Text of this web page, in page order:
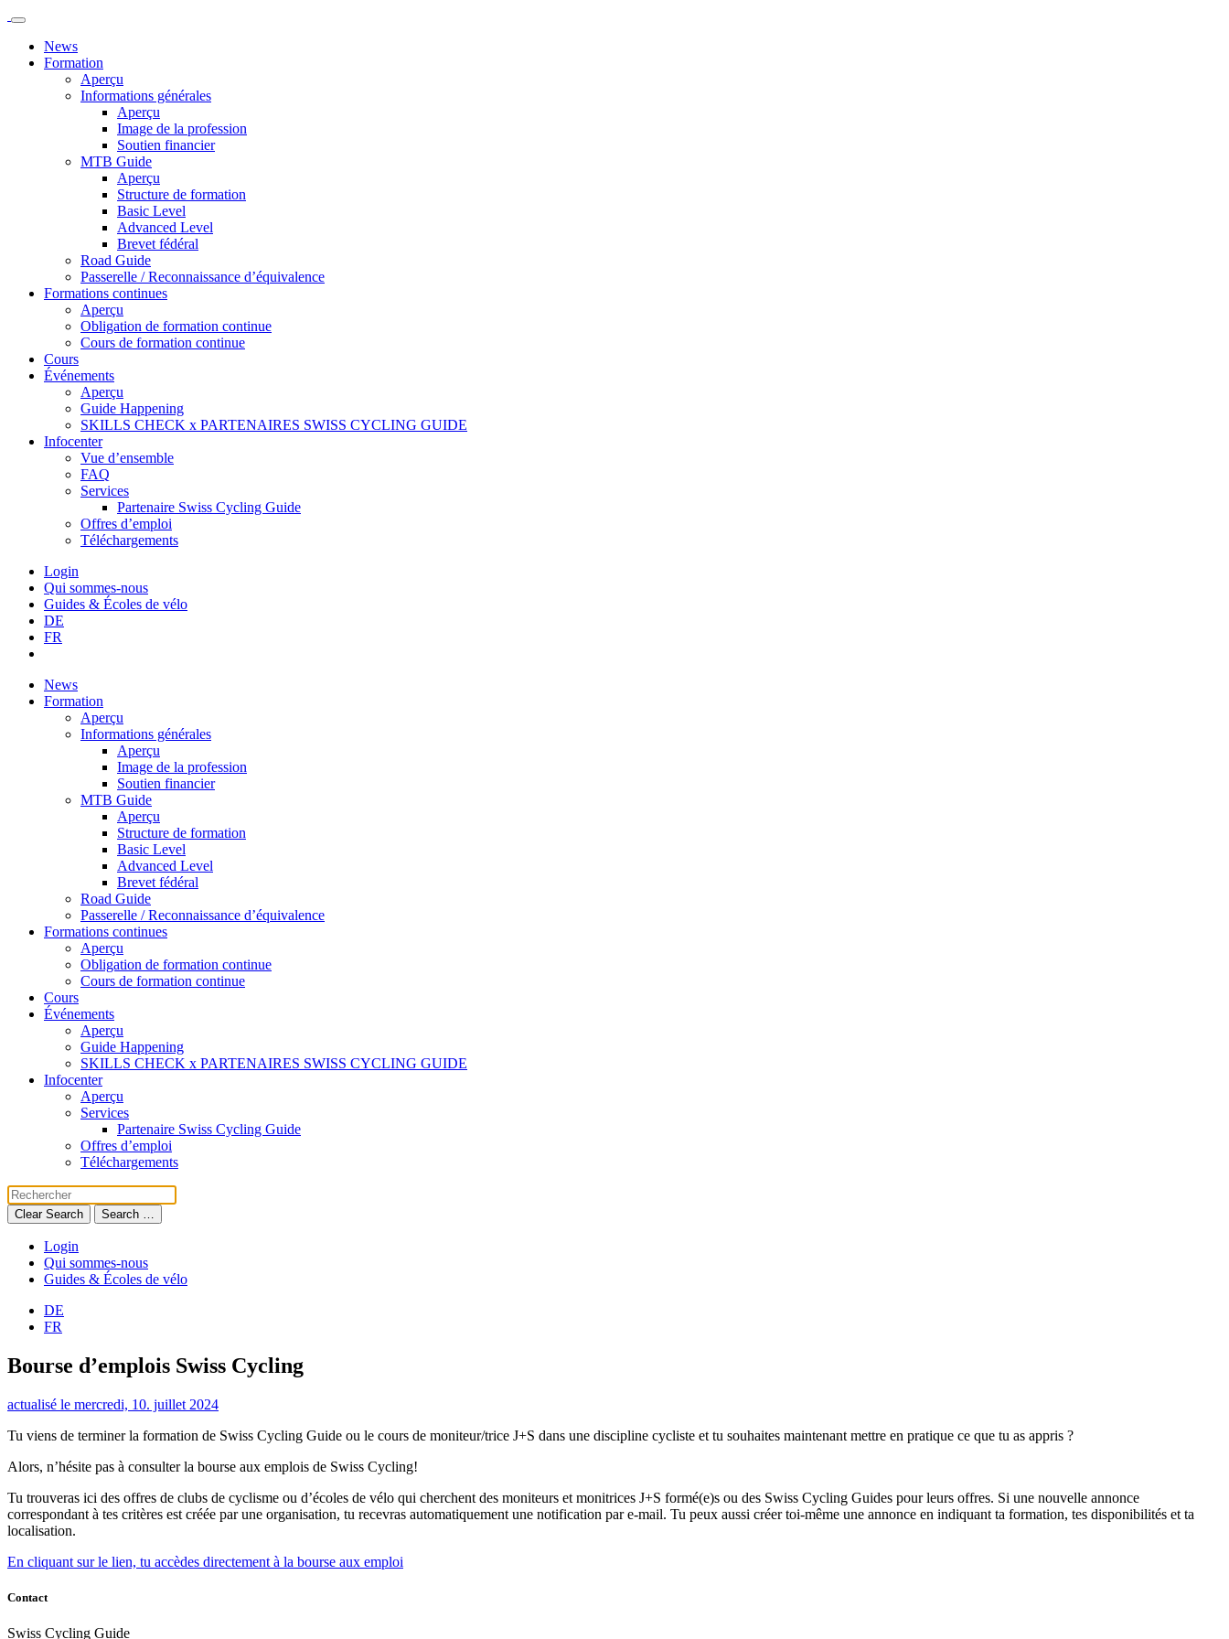
News
Formation
Aperçu
Informations générales
Aperçu
Image de la profession
Soutien financier
MTB Guide
Aperçu
Structure de formation
Basic Level
Advanced Level
Brevet fédéral
Road Guide
Passerelle / Reconnaissance d’équivalence
Formations continues
Aperçu
Obligation de formation continue
Cours de formation continue
Cours
Événements
Aperçu
Guide Happening
SKILLS CHECK x PARTENAIRES SWISS CYCLING GUIDE
Infocenter
Vue d’ensemble
FAQ
Services
Partenaire Swiss Cycling Guide
Offres d’emploi
Téléchargements
Login
Qui sommes-nous
Guides & Écoles de vélo
DE
FR
News
Formation
Aperçu
Informations générales
Aperçu
Image de la profession
Soutien financier
MTB Guide
Aperçu
Structure de formation
Basic Level
Advanced Level
Brevet fédéral
Road Guide
Passerelle / Reconnaissance d’équivalence
Formations continues
Aperçu
Obligation de formation continue
Cours de formation continue
Cours
Événements
Aperçu
Guide Happening
SKILLS CHECK x PARTENAIRES SWISS CYCLING GUIDE
Infocenter
Aperçu
Services
Partenaire Swiss Cycling Guide
Offres d’emploi
Téléchargements
Clear Search Search …
Login
Qui sommes-nous
Guides & Écoles de vélo
DE
FR
Bourse d’emplois Swiss Cycling
actualisé le mercredi, 10. juillet 2024
Tu viens de terminer la formation de Swiss Cycling Guide ou le cours de moniteur/trice J+S dans une discipline cycliste et tu souhaites maintenant mettre en pratique ce que tu as appris ?
Alors, n’hésite pas à consulter la bourse aux emplois de Swiss Cycling!
Tu trouveras ici des offres de clubs de cyclisme ou d’écoles de vélo qui cherchent des moniteurs et monitrices J+S formé(e)s ou des Swiss Cycling Guides pour leurs offres. Si une nouvelle annonce
correspondant à tes critères est créée par une organisation, tu recevras automatiquement une notification par e-mail. Tu peux aussi créer toi-même une annonce en indiquant ta formation, tes disponibilités et ta
localisation.
En cliquant sur le lien, tu accèdes directement à la bourse aux emploi
Contact
Swiss Cycling Guide